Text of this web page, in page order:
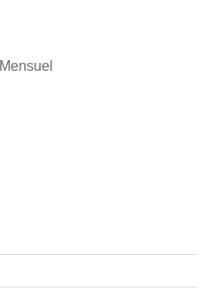
Mensuel